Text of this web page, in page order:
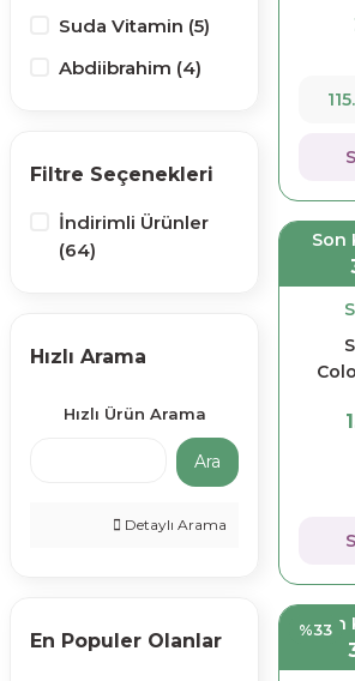
Suda Vitamin (5)
Abdiibrahim (4)
Solgar (3)
Dynavit (2)
Vitabiotics (2)
Vitagil (2)
Zade Vital (2)
allergo (1)
Dermovitamin (1)
Filtre Seçenekleri
İndirimli Ürünler
(64)
Hızlı Arama
Hızlı Ürün Arama
Ara
Detaylı Arama
En Populer Olanlar
Son
%33Son